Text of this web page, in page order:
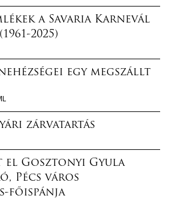
a Savaria Karnevál
2025)
egy megszállt
zárvatartás
el Gosztonyi Gyula
Pécs város
főispánja